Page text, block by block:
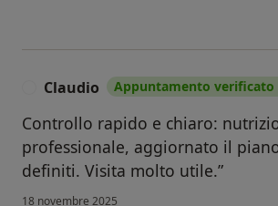
Claudio Appuntamento verificato
Controllo rapido e chiaro:
professionale, aggiornato il
definiti. Visita molto utile.”
18 novembre 2025